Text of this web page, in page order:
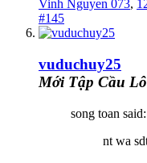
Vinh Nguyen 073,
#145
vuduchuy25
Mới Tập Cầu
song toan said:
nt wa